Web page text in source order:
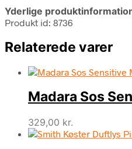
Yderlige
Produkt id: 8736
Relaterede varer
Madara Sos
329,00 kr.